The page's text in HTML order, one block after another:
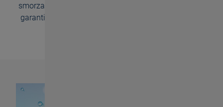
smorzamento appositamente progettato e brevettato,
garantiscono una micro-compensazione dell'asse di